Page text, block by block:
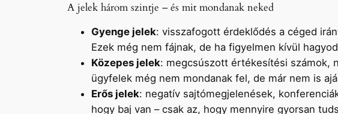
A jelek három szintje – és mit mondanak neked
Gyenge jelek: visszafogott érdeklődés a céged
Ezek még nem fájnak, de ha figyelmen kívül
Közepes jelek: megcsúszott értékesítési számok,
ügyfelek még nem mondanak fel, de már nem is
Erős jelek: negatív sajtómegjelenések,
hogy baj van – csak az, hogy mennyire gyorsan